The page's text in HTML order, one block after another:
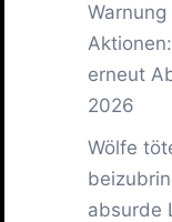
erneut
2026
Wölfe
absurde